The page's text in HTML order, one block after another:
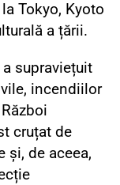
Tokyo, Kyoto
a țării.
supraviețuit
incendiilor
cruțat de
și, de aceea,